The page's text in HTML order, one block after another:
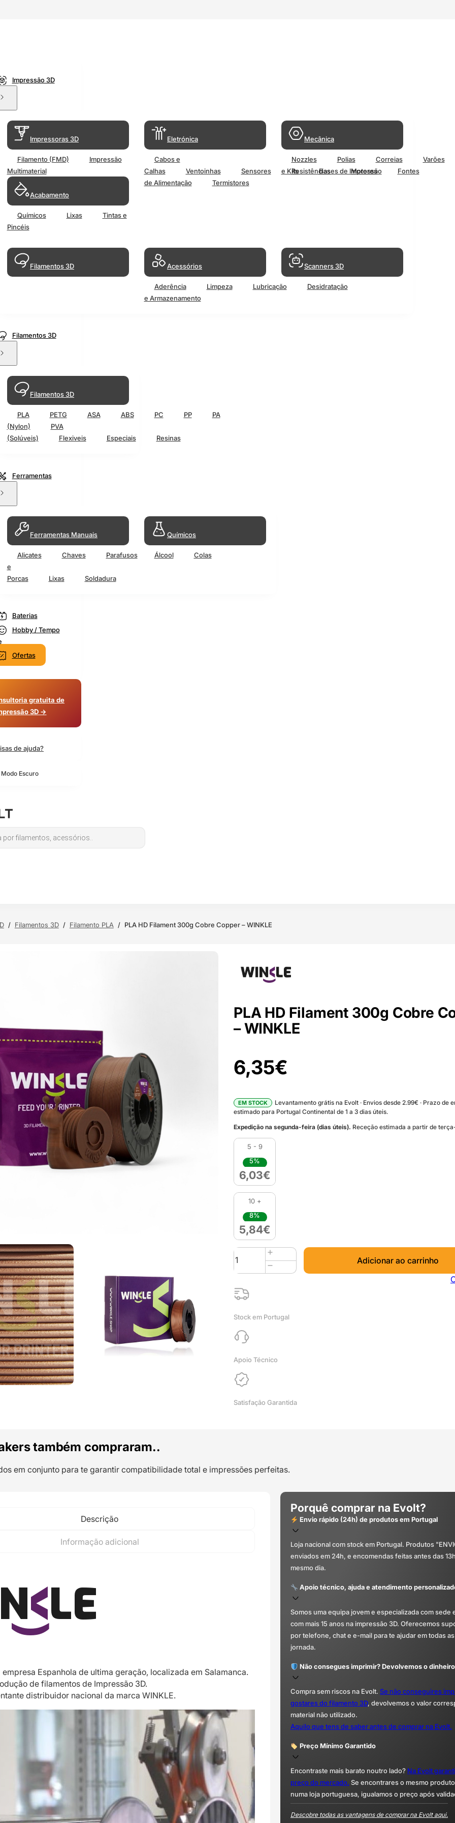
Impressão 3D
Impressoras 3D
Filamento (FMD)
Impressão
Multimaterial
Acabamento
Químicos Lixas
Tintas e
Pincéis
Eletrónica
Cabos e
Calhas
Ventoinhas Sensores Resistências Motores
Fontes
de Alimentação
Termistores
Mecânica
Nozzles Polias Correias
Varões
e Kits
Bases de Impressão
Filamentos 3D Acessórios
Aderência Limpeza Lubricação
Desidratação
e Armazenamento
Scanners 3D
Filamentos 3D
Filamentos 3D
PLA PETG ASA ABS PC PP
PA
(Nylon)
PVA
(Solúveis)
Flexiveis Especiais Resinas
Ferramentas
Ferramentas Manuais
Alicates Chaves
Parafusos
e
Porcas
Lixas Soldadura
Químicos
Álcool Colas
Baterias
Hobby / Tempo
Ofertas
gratuita de
3D →
de ajuda?
Escuro
/ Filamentos 3D / Filamento PLA / PLA HD Filament 300g Cobre Copper – WINKLE
PLA HD Filament 300g Cobre
– WINKLE
6,35€
EM STOCK
Levantamento grátis na Evolt · Envios desde 2.99€ · Prazo de
estimado para Portugal Continental de 1 a 3 dias úteis.
Expedição na segunda-feira (dias úteis). Receção estimada a partir de
5 - 9
5%
6,03€
10 +
8%
5,84€
Quantidade
de
PLA
HD
Filament
Cobre
Copper
WINKLE
Adicionar ao carrinho
Stock em Portugal
Apoio Técnico
Satisfação Garantida
também compraram..
em conjunto para te garantir compatibilidade total e impressões perfeitas.
Descrição
Informação adicional
empresa Espanhola de ultima geração, localizada em Salamanca.
de filamentos de Impressão 3D.
distribuidor nacional da marca WINKLE.
Porquê comprar na Evolt?
Envio rápido (24h) de produtos em Portugal
Loja nacional com stock em Portugal. Produtos
enviados em 24h, e encomendas feitas antes das
mesmo dia.
Apoio técnico, ajuda e atendimento
Somos uma equipa jovem e especializada com sede
com mais 15 anos na impressão 3D. Oferecemos
por telefone, chat e e-mail para te ajudar em todas
jornada.
Não consegues imprimir? Devolvemos o
Compra sem riscos na Evolt. Se não conseguires
gostares do filamento 3D, devolvemos o valor
material não utilizado.
Aquilo que tens de saber antes de comprar na Evolt.
Preço Mínimo Garantido
Encontraste mais barato noutro lado? Na Evolt
preço do mercado. Se encontrares o mesmo
numa loja portuguesa, igualamos o preço após
Descobre todas as vantagens de comprar na Evolt aqui.